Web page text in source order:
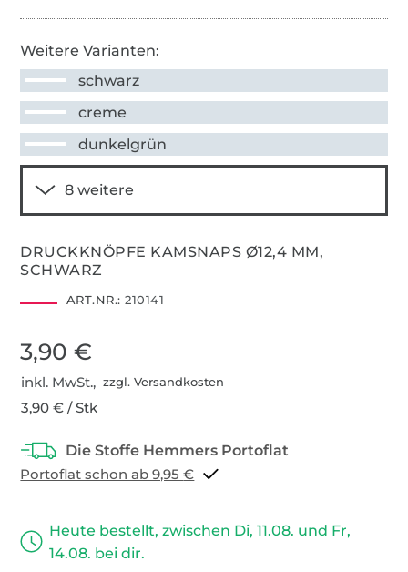
Weitere Varianten:
schwarz
creme
dunkelgrün
DRUCKKNÖPFE KAMSNAPS Ø12,4 MM,
SCHWARZ
ART.NR.: 210141
3,90 €
inkl. MwSt.,zzgl. Versandkosten
3,90 € / Stk
Portoflat schon ab 9,95 €
Heute bestellt, zwischen Di, 11.08. und Fr,
14.08. bei dir.